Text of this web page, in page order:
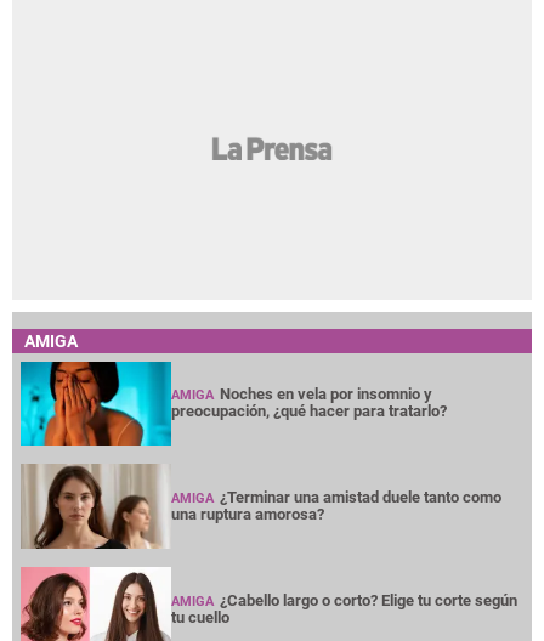
AMIGA
AMIGA Noches en vela por insomnio y
preocupación, ¿qué hacer para tratarlo?
AMIGA ¿Terminar una amistad duele tanto como
una ruptura amorosa?
AMIGA ¿Cabello largo o corto? Elige tu corte según
tu cuello